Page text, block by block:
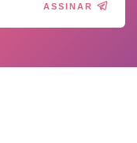
ASSINAR